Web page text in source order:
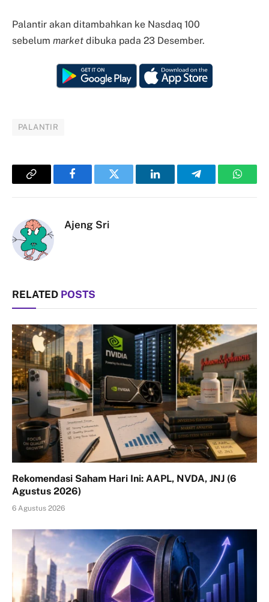
Palantir akan ditambahkan ke Nasdaq 100
sebelum market dibuka pada 23 Desember.
PALANTIR
Copy
FacebookTwitter LinkedInTelegram
Ajeng Sri
RELATED POSTS
Rekomendasi Saham Hari Ini: AAPL, NVDA, JNJ (6
Agustus 2026)
6 Agustus 2026